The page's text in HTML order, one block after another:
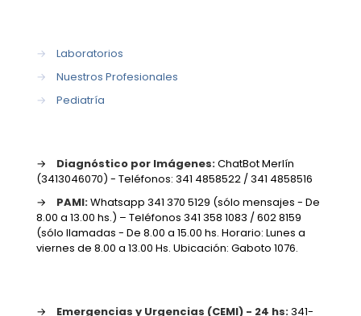
→
Laboratorios
→
Nuestros Profesionales
→
Pediatría
→ Diagnóstico por Imágenes:ChatBot Merlín
(3413046070) - Teléfonos: 341 4858522 / 341 4858516
→
PAMI:Whatsapp 341 370 5129 (sólo mensajes - De
8.00 a 13.00 hs.) – Teléfonos 341 358 1083 / 602 8159
(sólo llamadas - De 8.00 a 15.00 hs. Horario: Lunes a
viernes de 8.00 a 13.00 Hs. Ubicación: Gaboto 1076.
→ Emergencias y Urgencias (CEMI) - 24 hs:341-